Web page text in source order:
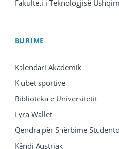
Fakulteti i Teknologjisë
BURIME
Kalendari Akademik
Klubet sportive
Biblioteka e Universitetit
Lyra Wallet
Qendra për Shërbime
Këndi Austriak